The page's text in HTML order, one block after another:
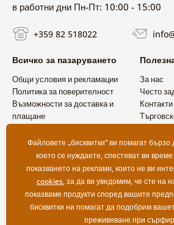
в работни дни Пн-Пт: 10:00 - 15:00
+359 82 518022
Всичко за пазаруването
Общи условия и рекламации
Политика за поверителност
Възможности за доставка и
плащане
За нас
Често
Контакти
Файловете „бисквитки“ ви помагат
което се нуждаете, спестяват ви
показването на реклами, които не ви
cookies, за да ви уведомим, че сте на
показваме продукти според вашите
бисквитки ни помагат да подобрим
преживяване при